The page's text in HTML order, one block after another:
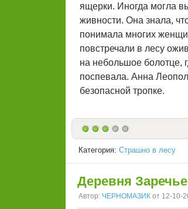
ящерки. Иногда могла
живности. Она знала,
понимала многих
повстречали в лесу
на небольшое болотце,
поспевала. Анна
безопасной тропке.
Категория: Страшно в лесу
Деревня
Автор: ЧЕРНОМАЗИК от 12-10-